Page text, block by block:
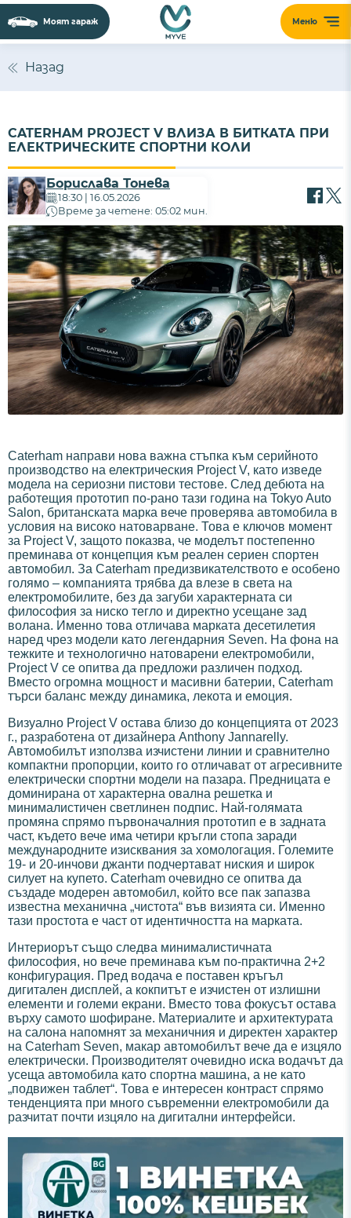
Меню
Моят гараж
Назад
CATERHAM PROJECT V ВЛИЗА В БИТКАТА ПРИ
ЕЛЕКТРИЧЕСКИТЕ СПОРТНИ КОЛИ
Борислава Тонева
18:30 | 16.05.2026
Време за четене: 05:02 мин.
Caterham направи нова важна стъпка към серийното
производство на електрическия Project V, като изведе
модела на сериозни пистови тестове. След дебюта на
работещия прототип по-рано тази година на Tokyo Auto
Salon, британската марка вече проверява автомобила в
условия на високо натоварване. Това е ключов момент
за Project V, защото показва, че моделът постепенно
преминава от концепция към реален сериен спортен
автомобил. За Caterham предизвикателството е особено
голямо – компанията трябва да влезе в света на
електромобилите, без да загуби характерната си
философия за ниско тегло и директно усещане зад
волана. Именно това отличава марката десетилетия
наред чрез модели като легендарния Seven. На фона на
тежките и технологично натоварени електромобили,
Project V се опитва да предложи различен подход.
Вместо огромна мощност и масивни батерии, Caterham
търси баланс между динамика, лекота и емоция.
Визуално Project V остава близо до концепцията от 2023
г., разработена от дизайнера Anthony Jannarelly.
Автомобилът използва изчистени линии и сравнително
компактни пропорции, които го отличават от агресивните
електрически спортни модели на пазара. Предницата е
доминирана от характерна овална решетка и
минималистичен светлинен подпис. Най-голямата
промяна спрямо първоначалния прототип е в задната
част, където вече има четири кръгли стопа заради
международните изисквания за хомологация. Големите
19- и 20-инчови джанти подчертават ниския и широк
силует на купето. Caterham очевидно се опитва да
създаде модерен автомобил, който все пак запазва
известна механична „чистота“ във визията си. Именно
тази простота е част от идентичността на марката.
Интериорът също следва минималистичната
философия, но вече преминава към по-практична 2+2
конфигурация. Пред водача е поставен кръгъл
дигитален дисплей, а кокпитът е изчистен от излишни
елементи и големи екрани. Вместо това фокусът остава
върху самото шофиране. Материалите и архитектурата
на салона напомнят за механичния и директен характер
на Caterham Seven, макар автомобилът вече да е изцяло
електрически. Производителят очевидно иска водачът да
усеща автомобила като спортна машина, а не като
„подвижен таблет“. Това е интересен контраст спрямо
тенденцията при много съвременни електромобили да
разчитат почти изцяло на дигитални интерфейси.